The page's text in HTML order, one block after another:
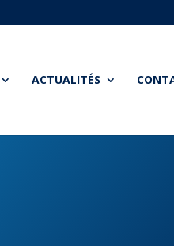
ACTUALITÉS